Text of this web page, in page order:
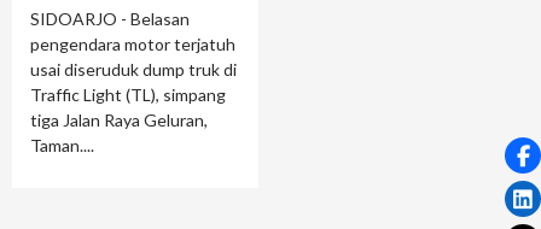
SIDOARJO - Belasan
pengendara motor terjatuh
usai diseruduk dump truk di
Traffic Light (TL), simpang
tiga Jalan Raya Geluran,
Taman....